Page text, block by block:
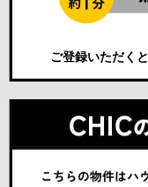
ご登録いただくと